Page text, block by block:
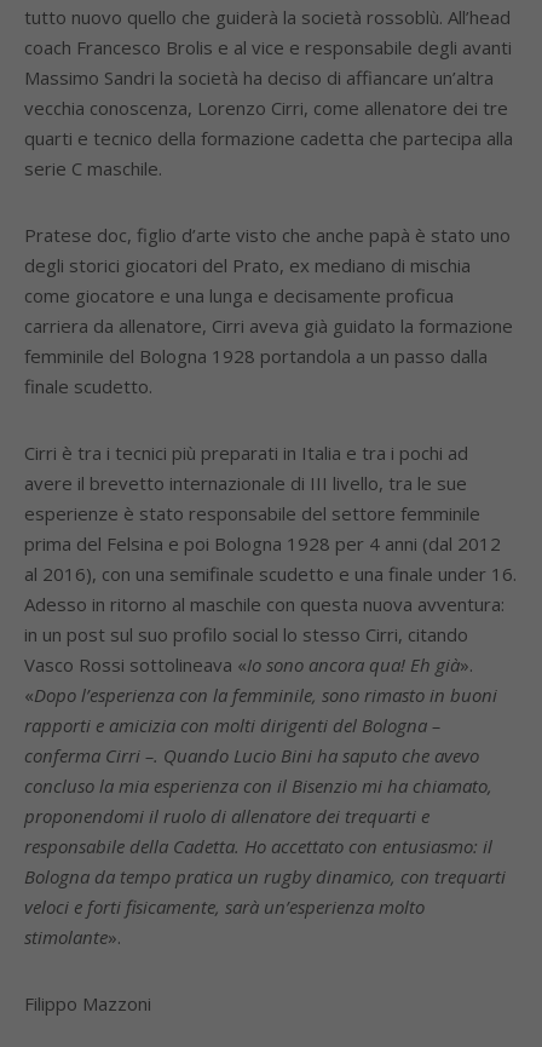
tutto nuovo quello che guiderà la società rossoblù. All’head
coach Francesco Brolis e al vice e responsabile degli avanti
Massimo Sandri la società ha deciso di affiancare un’altra
vecchia conoscenza, Lorenzo Cirri, come allenatore dei tre
quarti e tecnico della formazione cadetta che partecipa alla
serie C maschile.
Pratese doc, figlio d’arte visto che anche papà è stato uno
degli storici giocatori del Prato, ex mediano di mischia
come giocatore e una lunga e decisamente proficua
carriera da allenatore, Cirri aveva già guidato la formazione
femminile del Bologna 1928 portandola a un passo dalla
finale scudetto.
Cirri è tra i tecnici più preparati in Italia e tra i pochi ad
avere il brevetto internazionale di III livello, tra le sue
esperienze è stato responsabile del settore femminile
prima del Felsina e poi Bologna 1928 per 4 anni (dal 2012
al 2016), con una semifinale scudetto e una finale under 16.
Adesso in ritorno al maschile con questa nuova avventura:
in un post sul suo profilo social lo stesso Cirri, citando
Vasco Rossi sottolineava «Io sono ancora qua! Eh già».
«Dopo l’esperienza con la femminile, sono rimasto in buoni
rapporti e amicizia con molti dirigenti del Bologna –
conferma Cirri –. Quando Lucio Bini ha saputo che avevo
concluso la mia esperienza con il Bisenzio mi ha chiamato,
proponendomi il ruolo di allenatore dei trequarti e
responsabile della Cadetta. Ho accettato con entusiasmo: il
Bologna da tempo pratica un rugby dinamico, con trequarti
veloci e forti fisicamente, sarà un’esperienza molto
stimolante».
Filippo Mazzoni